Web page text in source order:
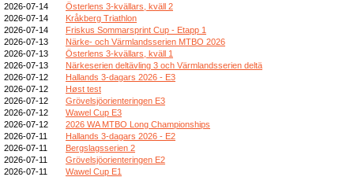
2026-07-14
Österlens 3-kvällars, kväll 2
2026-07-14
Kråkberg Triathlon
2026-07-14
Friskus Sommarsprint Cup - Etapp 1
2026-07-13
Närke- och Värmlandsserien MTBO 2026
2026-07-13
Österlens 3-kvällars, kväll 1
2026-07-13
Närkeserien deltävling 3 och Värmlandsserien deltä
2026-07-12
Hallands 3-dagars 2026 - E3
2026-07-12
Høst test
2026-07-12
Grövelsjöorienteringen E3
2026-07-12
Wawel Cup E3
2026-07-12
2026 WA MTBO Long Championships
2026-07-11
Hallands 3-dagars 2026 - E2
2026-07-11
Bergslagsserien 2
2026-07-11
Grövelsjöorienteringen E2
2026-07-11
Wawel Cup E1